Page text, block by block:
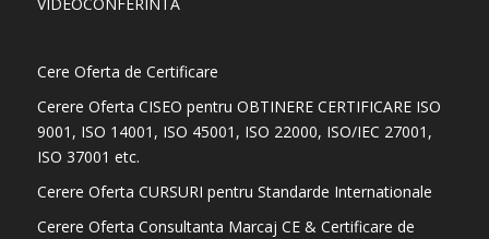
Cere Oferta de Certificare
Cerere Oferta CISEO pentru OBTINERE CERTIFICARE ISO
9001, ISO 14001, ISO 45001, ISO 22000, ISO/IEC 27001,
ISO 37001 etc.
Cerere Oferta CURSURI pentru Standarde Internationale
Cerere Oferta Consultanta Marcaj CE & Certificare de